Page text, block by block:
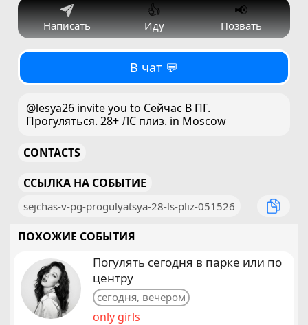
Написать
👍
Иду
📢
Позвать
В чат 💬
@lesya26 invite you to Сейчас В ПГ.
Прогуляться. 28+ ЛС плиз. in Moscow
CONTACTS
ССЫЛКА НА СОБЫТИЕ
sejchas-v-pg-progulyatsya-28-ls-pliz-051526
ПОХОЖИЕ СОБЫТИЯ
Погулять сегодня в парке или по
центру
сегодня, вечером
only girls